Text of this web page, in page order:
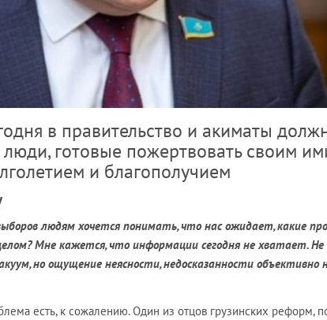
в правительство и акиматы
готовые пожертвовать своим
и благополучием
людям хочется понимать, что нас ожидает, какие
Мне кажется, что информации сегодня не хватает. Не
но ощущение неясности, недосказанности объективно
есть, к сожалению. Один из отцов грузинских реформ,